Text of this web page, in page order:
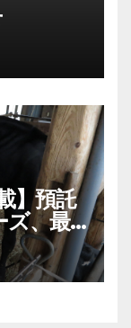
】預託
ズ、最